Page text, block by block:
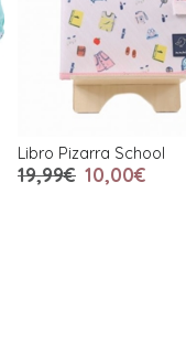
Libro Pizarra School
19,99€ 10,00€